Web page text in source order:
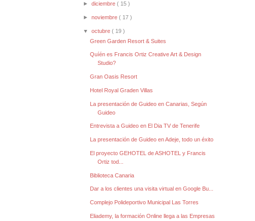
►diciembre( 15 )
►noviembre( 17 )
▼octubre( 19 )
Green Garden Resort & Suites
Quíén es Francis Ortiz Creative Art & Design
Studio?
Gran Oasis Resort
Hotel Royal Graden Villas
La presentación de Guideo en Canarias, Según
Guideo
Entrevista a Guideo en El Dia TV de Tenerife
La presentación de Guideo en Adeje, todo un éxito
El proyecto GEHOTEL de ASHOTEL y Francis
Ortiz tod...
Biblioteca Canaria
Dar a los clientes una visita virtual en Google Bu...
Complejo Polideportivo Municipal Las Torres
Eliademy, la formación Online llega a las Empresas